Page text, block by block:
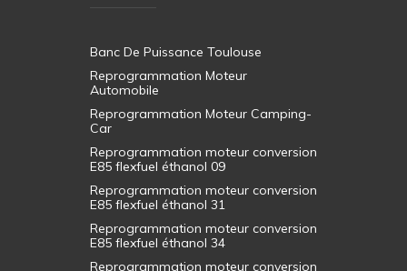
Banc De Puissance Toulouse
Reprogrammation Moteur
Automobile
Reprogrammation Moteur Camping-
Car
Reprogrammation moteur conversion
E85 flexfuel éthanol 09
Reprogrammation moteur conversion
E85 flexfuel éthanol 31
Reprogrammation moteur conversion
E85 flexfuel éthanol 34
Reprogrammation moteur conversion